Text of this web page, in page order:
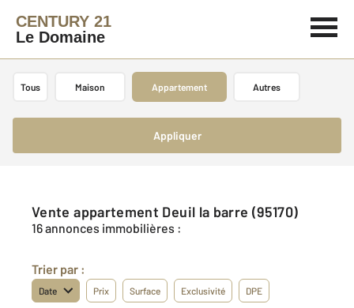
CENTURY 21
Le Domaine
Tous Maison Appartement Autres
Appliquer
Vente appartement Deuil la barre (95170)
16 annonces immobilières :
Trier par :
Date Prix Surface Exclusivité DPE